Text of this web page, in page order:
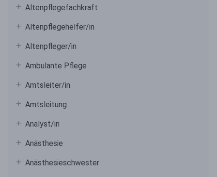
Altenpflegefachkraft
Altenpflegehelfer/in
Altenpfleger/in
Ambulante Pflege
Amtsleiter/in
Amtsleitung
Analyst/in
Anästhesie
Anästhesieschwester